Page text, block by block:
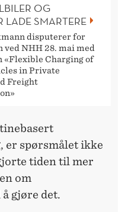
OG
LADE SMARTERE
disputerer for
ved NHH 28. mai med
«Flexible Charging of
in Private
Freight
spørsmålet ikke
tiden til mer
om
gjøre det.